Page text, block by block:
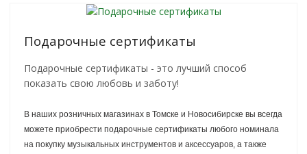
Подарочные сертификаты
Подарочные сертификаты - это лучший способ
показать свою любовь и заботу!
В наших розничных магазинах в Томске и Новосибирске вы всегда
можете приобрести подарочные сертификаты любого номинала
на покупку музыкальных инструментов и аксессуаров, а также